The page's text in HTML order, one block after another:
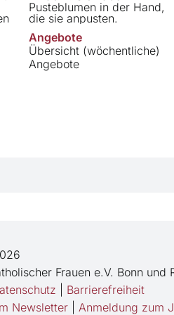
Angebote
Übersicht (wöchentliche)
Angebote
Frauen e.V. Bonn und
Barrierefreiheit
Newsletter| Anmeldung zum